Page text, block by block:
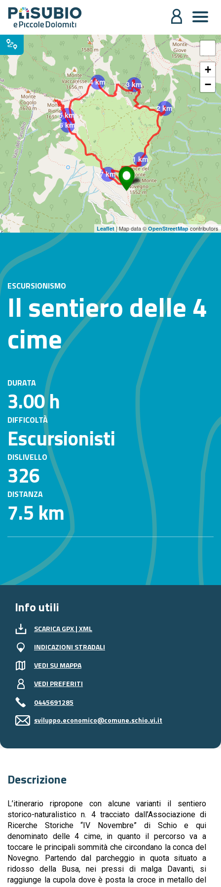
1 km
2 km
3 km
4 km
5 km
6 km
7 km
+
−
Leaflet| Map data © OpenStreetMap contributors
ESCURSIONISMO
Il sentiero delle 4
cime
DURATA
3.00 h
DIFFICOLTÀ
Escursionisti
DISLIVELLO
326
DISTANZA
7.5 km
Descrizione
L’itinerario ripropone con alcune varianti il sentiero
storico-naturalistico n. 4 tracciato dall’Associazione di
Ricerche Storiche “IV Novembre” di Schio e qui
denominato delle 4 cime, in quanto il percorso va a
toccare le principali sommità che circondano la conca del
Novegno. Partendo dal parcheggio in quota situato a
ridosso della Busa, nei pressi di malga Davanti, si
raggiunge la cupola dove è posta la croce in metallo del
Info utili
SCARICA GPX | XML
INDICAZIONI STRADALI
VEDI SU MAPPA
VEDI PREFERITI
0445691285
sviluppo.economico@comune.schio.vi.it